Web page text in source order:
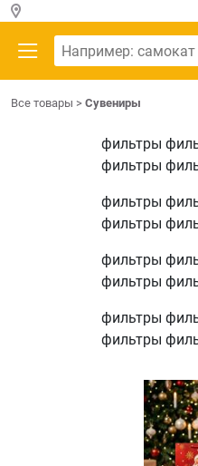
Все товары > Сувениры
фильтры
фильтры
фильтры
фильтры
фильтры
фильтры
фильтры
фильтры